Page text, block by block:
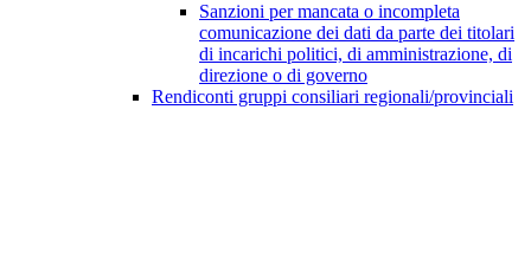
Sanzioni per mancata o incompleta
comunicazione dei dati da parte dei titolari
di incarichi politici, di amministrazione, di
direzione o di governo
Rendiconti gruppi consiliari regionali/provinciali